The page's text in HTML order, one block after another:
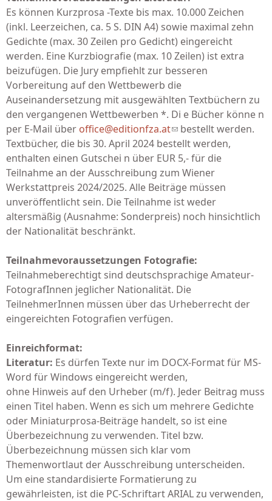
Es können Kurzprosa -Texte bis max. 10.000 Zeichen
(inkl. Leerzeichen, ca. 5 S. DIN A4) sowie maximal zehn
Gedichte (max. 30 Zeilen pro Gedicht) eingereicht
werden. Eine Kurzbiografie (max. 10 Zeilen) ist extra
beizufügen. Die Jury empfiehlt zur besseren
Vorbereitung auf den Wettbewerb die
Auseinandersetzung mit ausgewählten Textbüchern zu
den vergangenen Wettbewerben *. Di e Bücher könne n
per E-Mail über office@editionfza.at(link sends e-mail)
bestellt werden.
Textbücher, die bis 30. April 2024 bestellt werden,
enthalten einen Gutschei n über EUR 5,- für die
Teilnahme an der Ausschreibung zum Wiener
Werkstattpreis 2024/2025. Alle Beiträge müssen
unveröffentlicht sein. Die Teilnahme ist weder
altersmäßig (Ausnahme: Sonderpreis) noch hinsichtlich
der Nationalität beschränkt.
Teilnahmevoraussetzungen Fotografie:
Teilnahmeberechtigt sind deutschsprachige Amateur-
FotografInnen jeglicher Nationalität. Die
TeilnehmerInnen müssen über das Urheberrecht der
eingereichten Fotografien verfügen.
Einreichformat:
Literatur: Es dürfen Texte nur im DOCX-Format für MS-
Word für Windows eingereicht werden,
ohne Hinweis auf den Urheber (m/f). Jeder Beitrag muss
einen Titel haben. Wenn es sich um mehrere Gedichte
oder Miniaturprosa-Beiträge handelt, so ist eine
Überbezeichnung zu verwenden. Titel bzw.
Überbezeichnung müssen sich klar vom
Themenwortlaut der Ausschreibung unterscheiden.
Um eine standardisierte Formatierung zu
gewährleisten, ist die PC-Schriftart ARIAL zu verwenden,